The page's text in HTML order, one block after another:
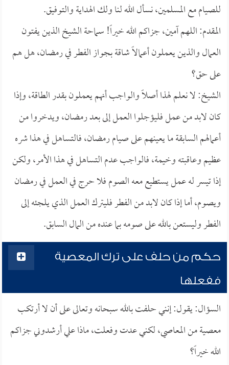
للصيام مع المسلمين، نسأل الله لنا ولك الهداية والتوفيق.
المقدم: اللهم آمين، جزاكم الله خيراً! سماحة الشيخ الذين يفتون
العمال والذين يعملون أعمالاً شاقة بجواز الفطر في رمضان، هل هم
على حق؟
الشيخ: لا نعلم لهذا أصلاً والواجب أنهم يعملون بقدر الطاقة، وإذا
كان لابد من عمل فليؤجلوا العمل إلى بعد رمضان، ويدخروا من
أعمالهم السابقة ما يعينهم على صيام رمضان، فالتساهل في هذا شره
عظيم وعاقبته وخيمة، فالواجب عدم التساهل في هذا الأمر، ولكن
إذا تيسر له عمل يستطيع معه الصوم فلا حرج في العمل في رمضان
ويصوم، أما إذا كان لابد من الفطر فليترك العمل الذي يلجئه إلى
الفطر وليستعن بالله على صومه بما عنده من المال السابق.
حكم من حلف على ترك المعصية
ففعلها
السؤال: يقول: إنني حلفت بالله سبحانه وتعالى على أن لا أرتكب
معصية من المعاصي، لكني عدت وفعلت، ماذا علي أرشدوني جزاكم
الله خيراً؟